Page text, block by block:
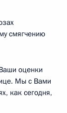
смягчению
оценки
Мы с Вами
как сегодня,